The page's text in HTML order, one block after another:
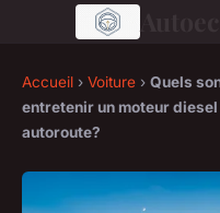
Accueil › Voiture › Quels
entretenir un moteur
autoroute?